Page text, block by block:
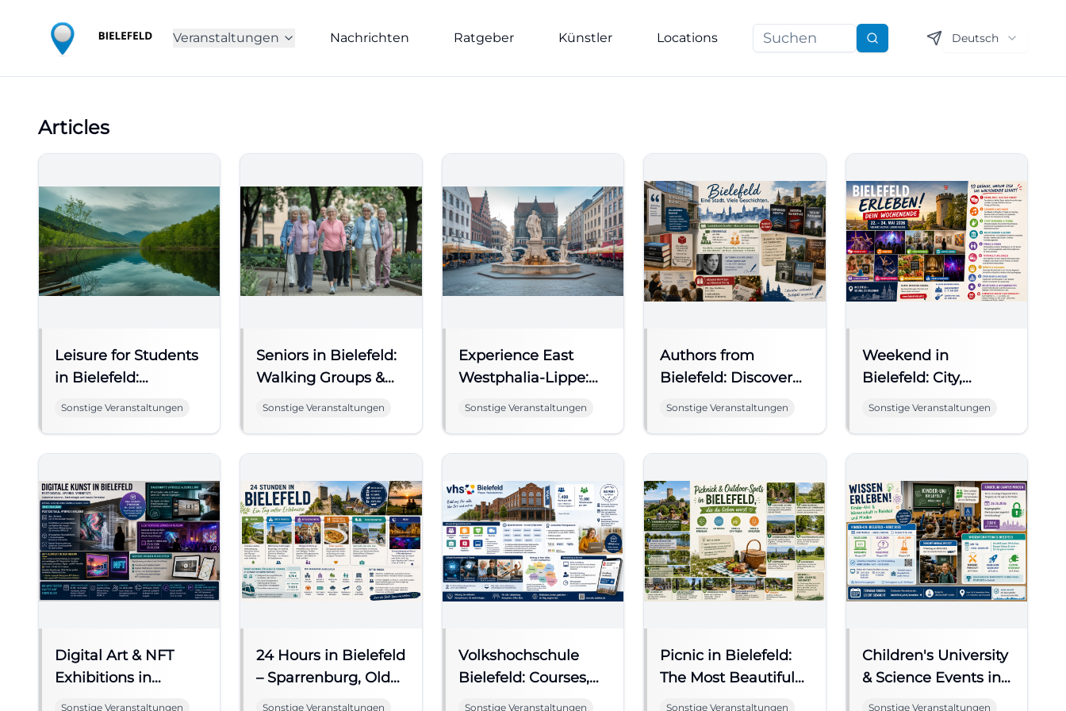
Veranstaltungen Nachrichten Ratgeber Künstler Locations Suchen Deutsch
Articles
Leisure for Students
in Bielefeld:
affordable & cool
Sonstige Veranstaltungen
Seniors in Bielefeld:
Walking Groups &
Social Encounters
Sonstige Veranstaltungen
Experience East
Westphalia-Lippe:
Events Around
Sonstige Veranstaltungen
Authors from
Bielefeld: Discover
Local Literature
Sonstige Veranstaltungen
Weekend in
Bielefeld: City,
Theater, Music &
Sonstige Veranstaltungen
Digital Art & NFT
Exhibitions in
Bielefeld
Sonstige Veranstaltungen
24 Hours in Bielefeld
– Sparrenburg, Old
Town & Nature
Sonstige Veranstaltungen
Volkshochschule
Bielefeld: Courses,
Workshops,
Sonstige Veranstaltungen
Picnic in Bielefeld:
The Most Beautiful
Spots with a View
Sonstige Veranstaltungen
Children's University
& Science Events in
Bielefeld
Sonstige Veranstaltungen